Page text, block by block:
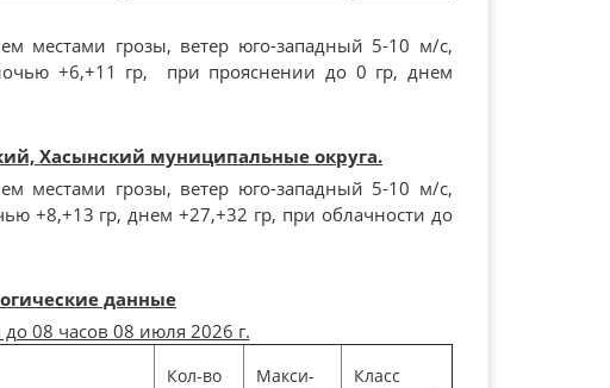
местами грозы, ветер юго-западный 5-10 м/с,
+6,+11 гр, при прояснении до 0 гр, днем
Хасынский муниципальные округа.
местами грозы, ветер юго-западный 5-10 м/с,
+8,+13 гр, днем +27,+32 гр, при облачности до
данные
08 часов 08 июля 2026 г.
Кол-во
Макси-
Класс